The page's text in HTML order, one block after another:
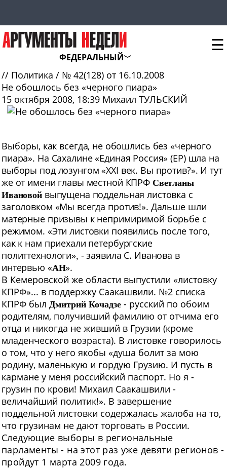
ФЕДЕРАЛЬНЫЙ
☰
// Политика / № 42(128) от 16.10.2008
Не обошлось без «черного пиара»
15 октября 2008, 18:39 Михаил ТУЛЬСКИЙ
Выборы, как всегда, не обошлись без «черного
пиара». На Сахалине «Единая Россия» (ЕР) шла на
выборы под лозунгом «XXI век. Вы против?». И тут
же от имени главы местной КПРФ Светланы
Ивановойвыпущена поддельная листовка с
заголовком «Мы всегда против!». Дальше шли
матерные призывы к непримиримой борьбе с
режимом. «Эти листовки появились после того,
как к нам приехали петербургские
политтехнологи», - заявила С. Иванова в
интервью «АН».
В Кемеровской же области выпустили «листовку
КПРФ»... в поддержку Саакашвили. №2 списка
КПРФ был Дмитрий Кочадзе - русский по обоим
родителям, получивший фамилию от отчима его
отца и никогда не живший в Грузии (кроме
младенческого возраста). В листовке говорилось
о том, что у него якобы «душа болит за мою
родину, маленькую и гордую Грузию. И пусть в
кармане у меня российский паспорт. Но я -
грузин по крови! Михаил Саакашвили -
величайший политик!». В завершение
поддельной листовки содержалась жалоба на то,
что грузинам не дают торговать в России.
Следующие выборы в региональные
парламенты - на этот раз уже девяти регионов -
пройдут 1 марта 2009 года.